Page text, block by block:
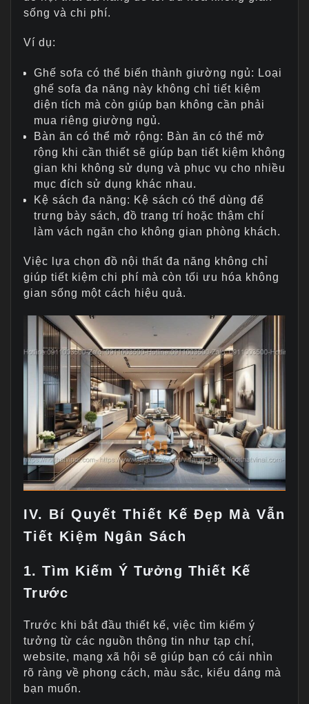
sống và chi phí.
Ví dụ:
Ghế sofa có thể biến thành giường ngủ: Loại
ghế sofa đa năng này không chỉ tiết kiệm
diện tích mà còn giúp bạn không cần phải
mua riêng giường ngủ.
Bàn ăn có thể mở rộng: Bàn ăn có thể mở
rộng khi cần thiết sẽ giúp bạn tiết kiệm không
gian khi không sử dụng và phục vụ cho nhiều
mục đích sử dụng khác nhau.
Kệ sách đa năng: Kệ sách có thể dùng để
trưng bày sách, đồ trang trí hoặc thậm chí
làm vách ngăn cho không gian phòng khách.
Việc lựa chọn đồ nội thất đa năng không chỉ
giúp tiết kiệm chi phí mà còn tối ưu hóa không
gian sống một cách hiệu quả.
IV. Bí Quyết Thiết Kế Đẹp Mà Vẫn
Tiết Kiệm Ngân Sách
1. Tìm Kiếm Ý Tưởng Thiết Kế
Trước
Trước khi bắt đầu thiết kế, việc tìm kiếm ý
tưởng từ các nguồn thông tin như tạp chí,
website, mạng xã hội sẽ giúp bạn có cái nhìn
rõ ràng về phong cách, màu sắc, kiểu dáng mà
bạn muốn.